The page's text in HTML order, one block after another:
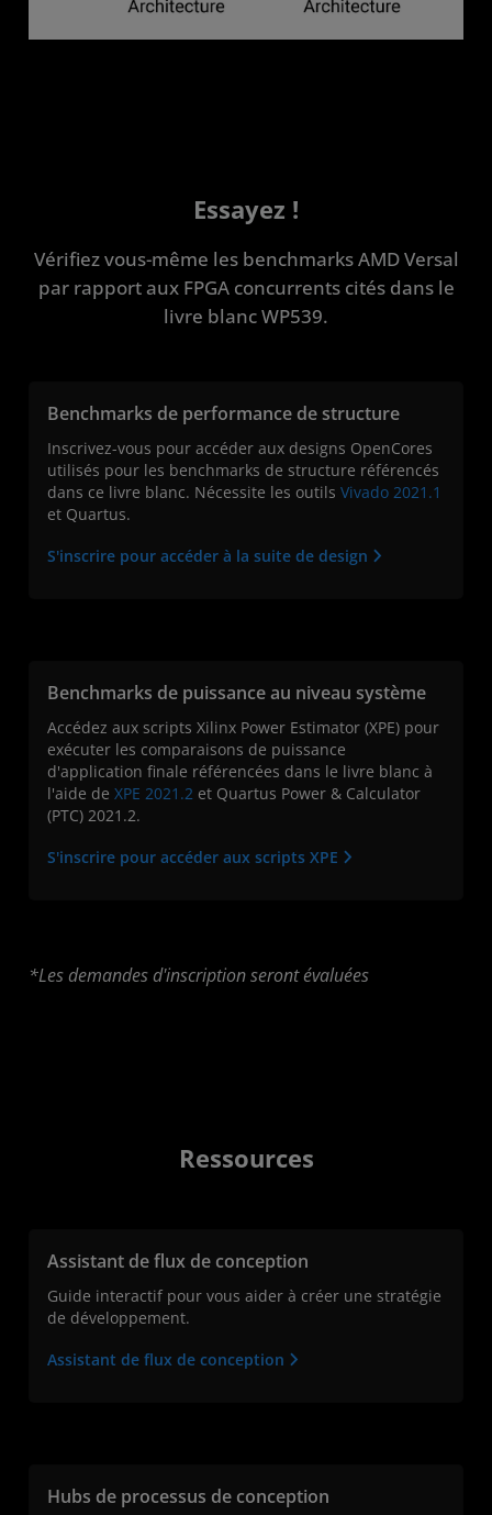
Essayez !
Vérifiez vous-même les benchmarks AMD Versal
par rapport aux FPGA concurrents cités dans le
livre blanc WP539.
Benchmarks de performance de structure
Inscrivez-vous pour accéder aux designs OpenCores
utilisés pour les benchmarks de structure référencés
dans ce livre blanc. Nécessite les outils Vivado 2021.1
et Quartus.
S'inscrire pour accéder à la suite de design
Benchmarks de puissance au niveau système
Accédez aux scripts Xilinx Power Estimator (XPE) pour
exécuter les comparaisons de puissance
d'application finale référencées dans le livre blanc à
l'aide de XPE 2021.2 et Quartus Power & Calculator
(PTC) 2021.2.
S'inscrire pour accéder aux scripts XPE
*Les demandes d'inscription seront évaluées
Ressources
Assistant de flux de conception
Guide interactif pour vous aider à créer une stratégie
de développement.
Assistant de flux de conception
Hubs de processus de conception